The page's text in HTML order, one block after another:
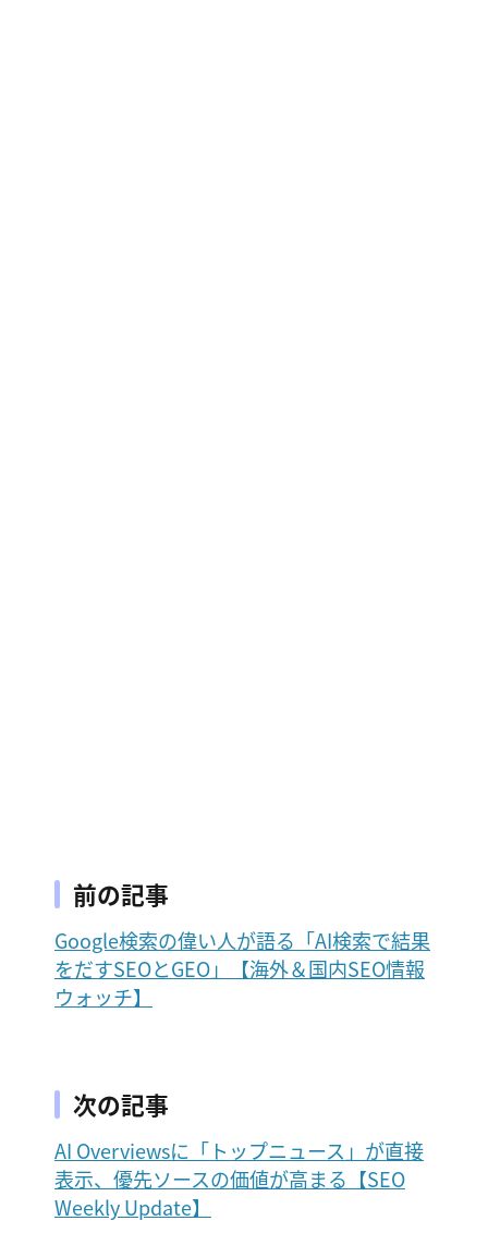
前の記事
Google検索の偉い人が語る「AI検索で結果
をだすSEOとGEO」【海外＆国内SEO情報
ウォッチ】
次の記事
AI Overviewsに「トップニュース」が直接
表示、優先ソースの価値が高まる【SEO
Weekly Update】